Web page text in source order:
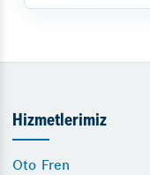
Hizmetlerimiz
Oto Fren